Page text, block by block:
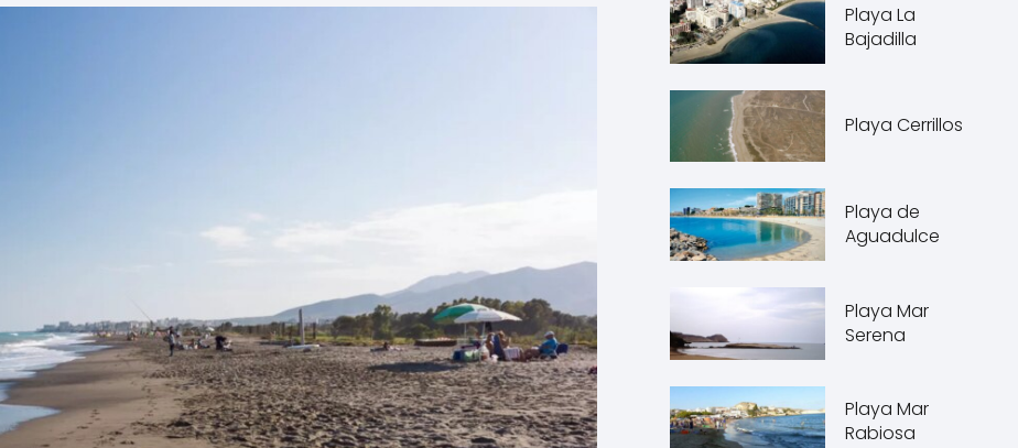
Playa La
Bajadilla
Playa Cerrillos
Playa de
Aguadulce
Playa Mar
Serena
Playa Mar
Rabiosa